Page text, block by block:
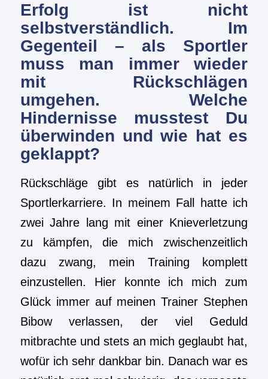
Erfolg ist nicht
selbstverständlich. Im
Gegenteil – als Sportler
muss man immer wieder
mit Rückschlägen
umgehen. Welche
Hindernisse musstest Du
überwinden und wie hat es
geklappt?
Rückschläge gibt es natürlich in jeder
Sportlerkarriere. In meinem Fall hatte ich
zwei Jahre lang mit einer Knieverletzung
zu kämpfen, die mich zwischenzeitlich
dazu zwang, mein Training komplett
einzustellen. Hier konnte ich mich zum
Glück immer auf meinen Trainer Stephen
Bibow verlassen, der viel Geduld
mitbrachte und stets an mich geglaubt hat,
wofür ich sehr dankbar bin. Danach war es